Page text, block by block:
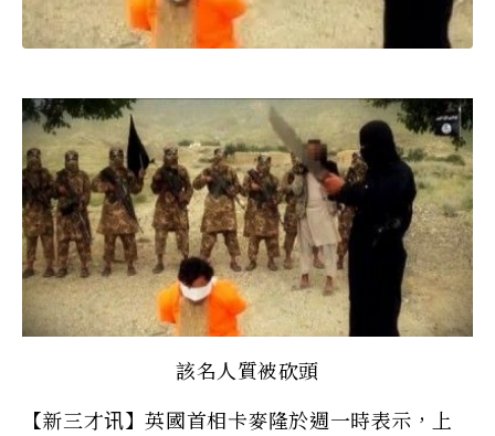
該名人質被砍頭
【新三才讯】英國首相卡麥隆於週一時表示，上